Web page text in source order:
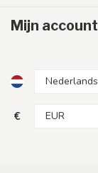
Mijn account
€